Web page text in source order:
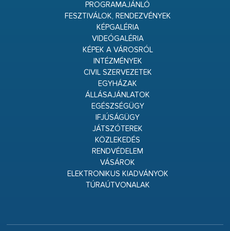
PROGRAMAJÁNLÓ
FESZTIVÁLOK, RENDEZVÉNYEK
KÉPGALÉRIA
VIDEÓGALÉRIA
KÉPEK A VÁROSRÓL
INTÉZMÉNYEK
CIVIL SZERVEZETEK
EGYHÁZAK
ÁLLÁSAJÁNLATOK
EGÉSZSÉGÜGY
IFJÚSÁGÜGY
JÁTSZÓTEREK
KÖZLEKEDÉS
RENDVÉDELEM
VÁSÁROK
ELEKTRONIKUS KIADVÁNYOK
TÚRAÚTVONALAK